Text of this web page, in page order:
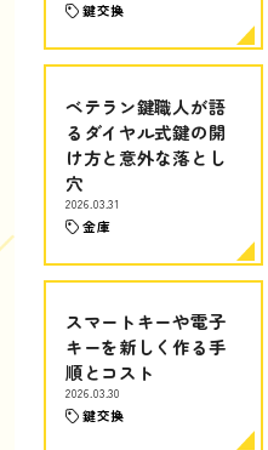
鍵交換
ベテラン鍵職人が語
るダイヤル式鍵の開
け方と意外な落とし
穴
2026.03.31
金庫
スマートキーや電子
キーを新しく作る手
順とコスト
2026.03.30
鍵交換